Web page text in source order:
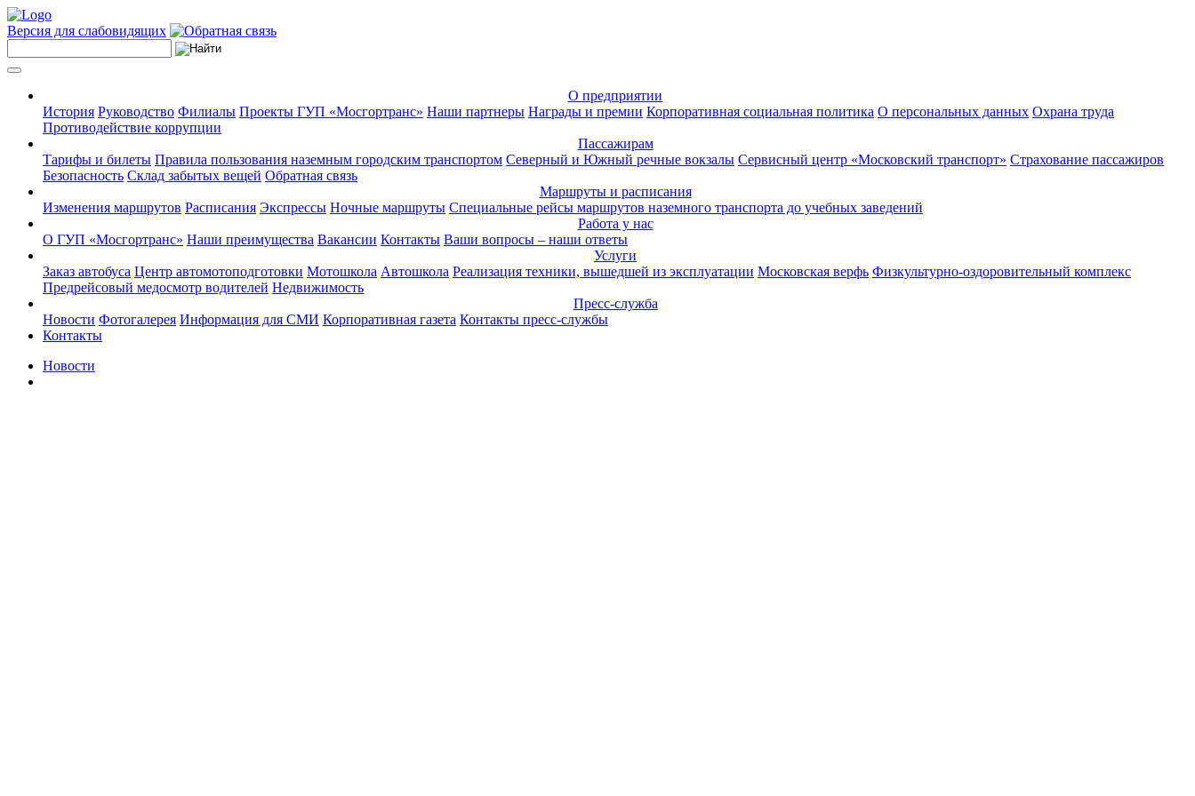
Версия для слабовидящих
О предприятии
История Руководство Филиалы Проекты ГУП «Мосгортранс» Наши партнеры Награды и премии Корпоративная социальная политика О персональных данных Охрана труда
Противодействие коррупции
Пассажирам
Тарифы и билеты Правила пользования наземным городским транспортом Северный и Южный речные вокзалы Сервисный центр «Московский транспорт» Страхование пассажиров
Безопасность Склад забытых вещей Обратная связь
Маршруты и расписания
Изменения маршрутов Расписания Экспрессы Ночные маршруты Специальные рейсы маршрутов наземного транспорта до учебных заведений
Работа у нас
О ГУП «Мосгортранс» Наши преимущества Вакансии Контакты Ваши вопросы – наши ответы
Услуги
Заказ автобуса Центр автомотоподготовки Мотошкола Автошкола Реализация техники, вышедшей из эксплуатации Московская верфь Физкультурно-оздоровительный комплекс
Предрейсовый медосмотр водителей Недвижимость
Пресс-служба
Новости Фотогалерея Информация для СМИ Корпоративная газета Контакты пресс-службы
Контакты
Новости